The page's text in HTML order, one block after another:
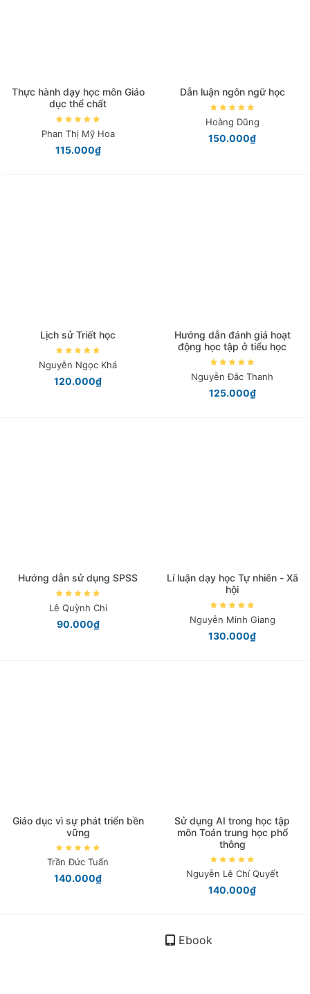
Thực hành dạy học môn Giáo
dục thể chất
Phan Thị Mỹ Hoa
115.000₫
Dẫn luận ngôn ngữ học
Hoàng Dũng
150.000₫
Lịch sử Triết học
Nguyễn Ngọc Khá
120.000₫
Hướng dẫn đánh giá hoạt
động học tập ở tiểu học
Nguyễn Đắc Thanh
125.000₫
Hướng dẫn sử dụng SPSS
Lê Quỳnh Chi
90.000₫
Lí luận dạy học Tự nhiên - Xã
hội
Nguyễn Minh Giang
130.000₫
Giáo dục vì sự phát triển bền
vững
Trần Đức Tuấn
140.000₫
Sử dụng AI trong học tập
môn Toán trung học phổ
thông
Nguyễn Lê Chí Quyết
140.000₫
Ebook